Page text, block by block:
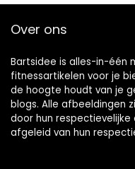
Over ons
Bartsidee is alles-in-één
fitnessartikelen voor je
de hoogte houdt van je
blogs. Alle afbeeldingen
door hun respectievelijke
afgeleid van hun